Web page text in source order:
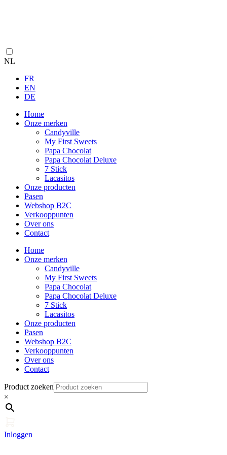
NL
FR
EN
DE
Home
Onze merken
Candyville
My First Sweets
Papa Chocolat
Papa Chocolat Deluxe
7 Stick
Lacasitos
Onze producten
Pasen
Webshop B2C
Verkooppunten
Over ons
Contact
Home
Onze merken
Candyville
My First Sweets
Papa Chocolat
Papa Chocolat Deluxe
7 Stick
Lacasitos
Onze producten
Pasen
Webshop B2C
Verkooppunten
Over ons
Contact
Product zoeken
×
Inloggen